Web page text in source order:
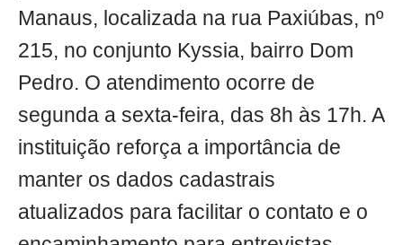
Manaus, localizada na rua Paxiúbas, nº
215, no conjunto Kyssia, bairro Dom
Pedro. O atendimento ocorre de
segunda a sexta-feira, das 8h às 17h. A
instituição reforça a importância de
manter os dados cadastrais
atualizados para facilitar o contato e o